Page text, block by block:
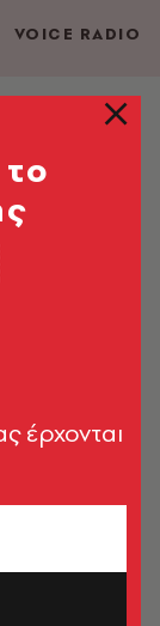
VOICE RADIO
δεν κοιμάται
έρχονται